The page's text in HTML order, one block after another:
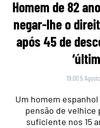
Homem de 82
negar-lhe o
após 45 de
19:00 5
Um homem
pensão de velhice
suficiente nos 15